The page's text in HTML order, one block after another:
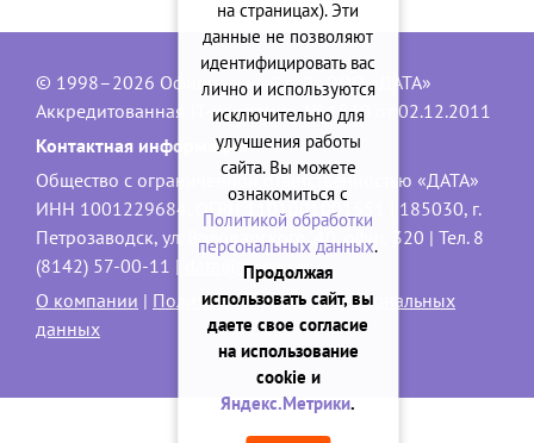
© 1998–2026 Официальный сайт ООО «ДАТА»
Аккредитованная IT-компания, № 1840 от 02.12.2011
Контактная информация:
Общество с ограниченной ответственностью «ДАТА»
ИНН 1001229684, ОГРН 1101001001551 | 185030, г.
Петрозаводск, ул. Володарского, 40, офис 320 | Тел. 8
(8142) 57-00-11 |
data@onego.ru
О компании | Политика обработки персональных
данных
на страницах). Эти
данные не позволяют
идентифицировать вас
лично и используются
исключительно для
улучшения работы
сайта. Вы можете
ознакомиться с
Политикой обработки
персональных данных.
Продолжая
использовать сайт, вы
даете свое согласие
на использование
cookie и
Яндекс.Метрики.